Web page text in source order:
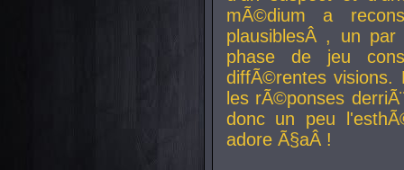
mÃ©dium a
plausiblesÂ , un par
phase de jeu
diffÃ©rentes visions.
les rÃ©ponses
donc un peu
adore Ã§aÂ !